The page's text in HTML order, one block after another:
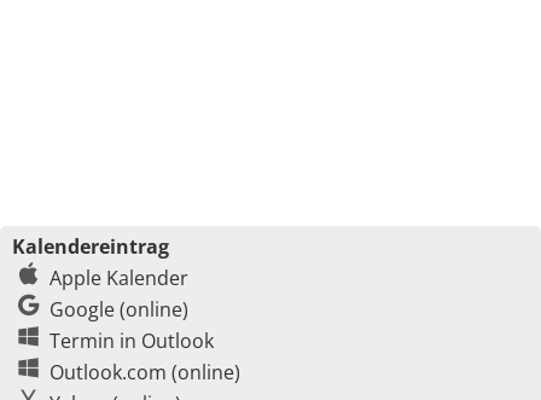
Kalendereintrag
Apple Kalender
Google (online)
Termin in Outlook
Outlook.com (online)